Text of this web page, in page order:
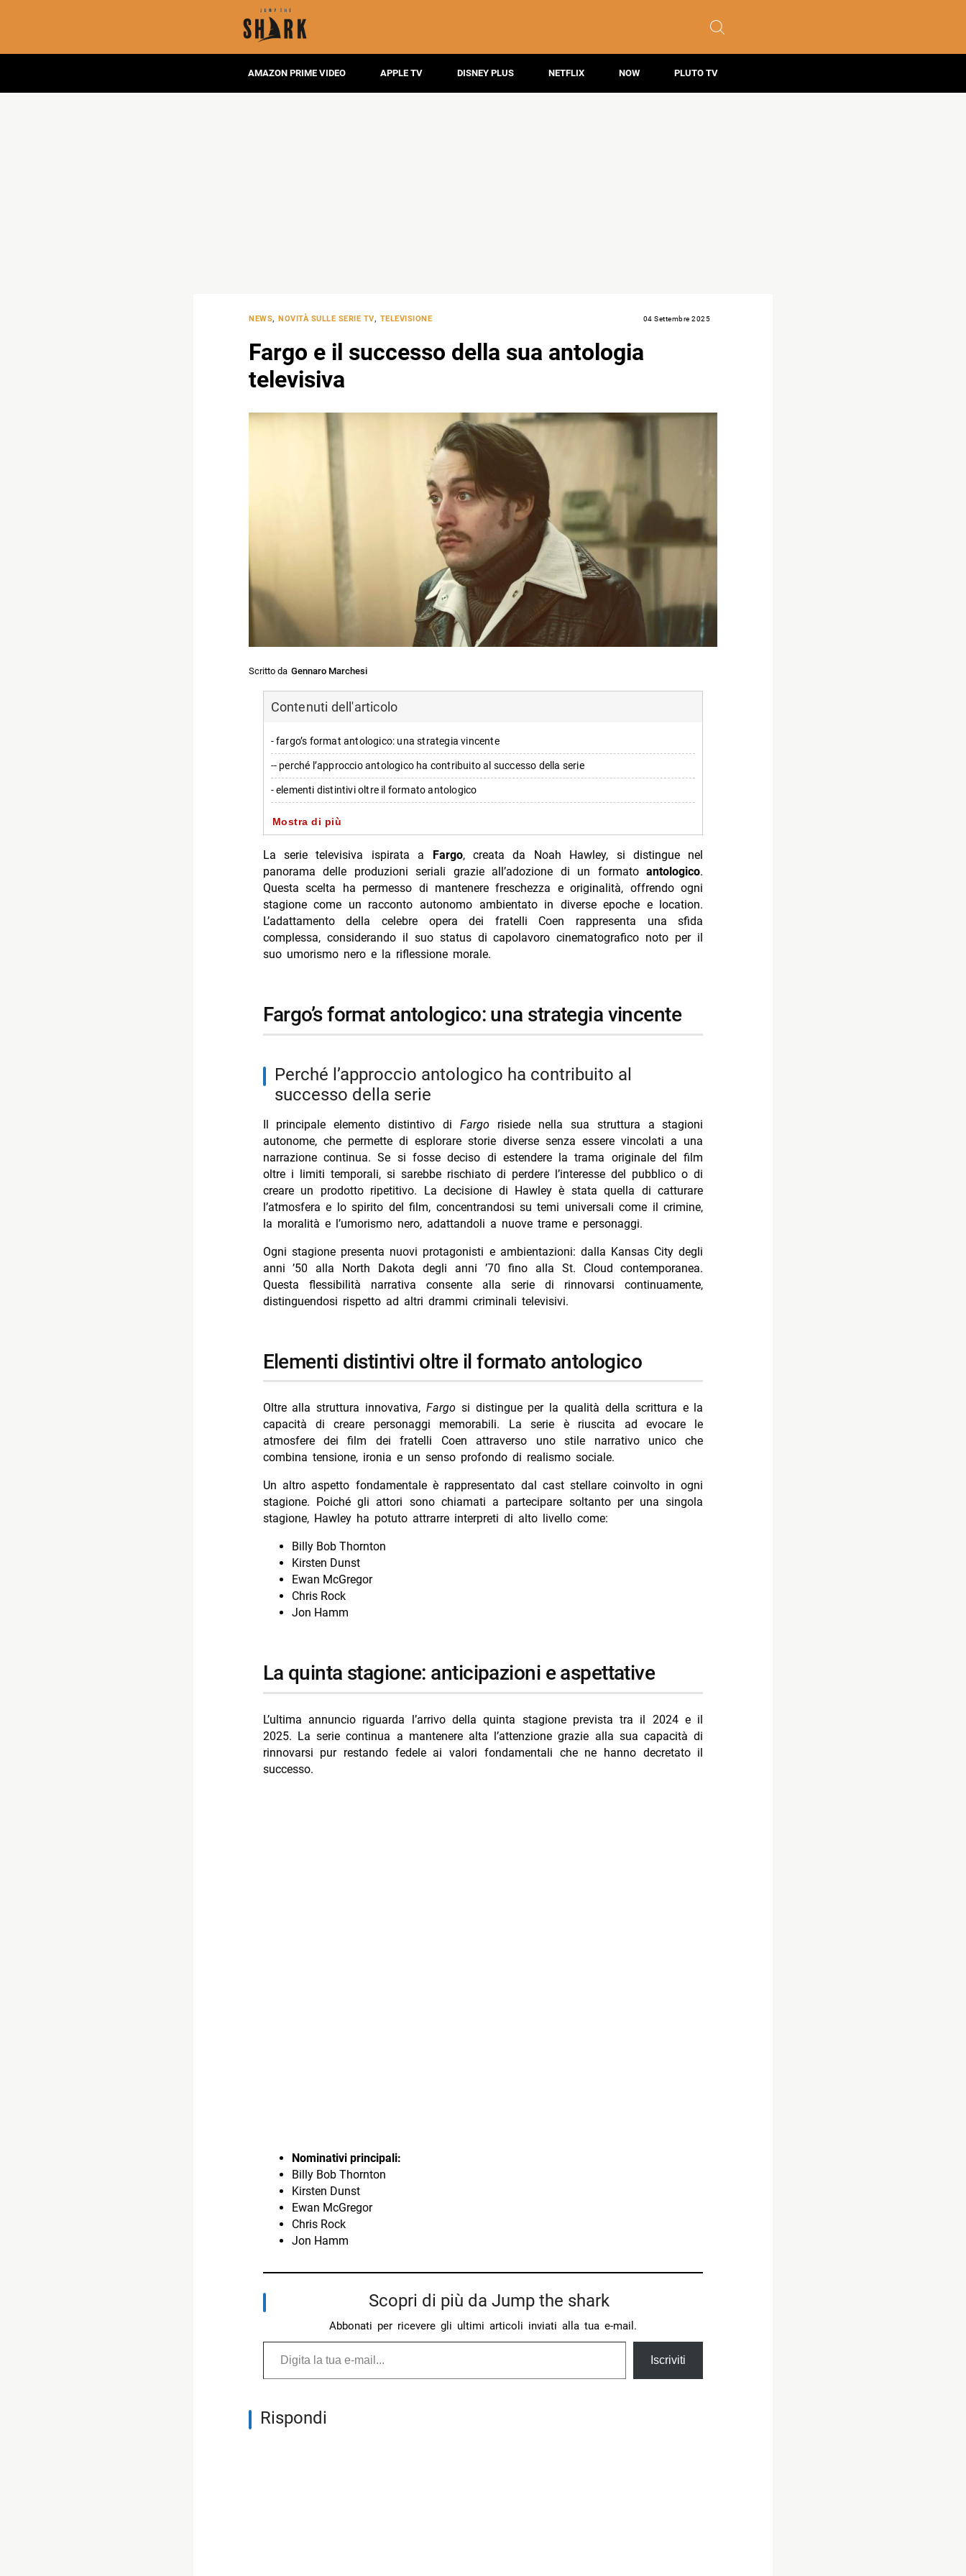
AMAZON PRIME VIDEO APPLE TV DISNEY PLUS NETFLIX NOW PLUTO TV
NEWS, NOVITÀ SULLE SERIE TV, TELEVISIONE 04 Settembre 2025
Fargo e il successo della sua antologia
televisiva
Scritto da Gennaro Marchesi
Contenuti dell'articolo
- fargo’s format antologico: una strategia vincente
-- perché l’approccio antologico ha contribuito al successo della serie
- elementi distintivi oltre il formato antologico
- la quinta stagione: anticipazioni e aspettative
-- Scopri di più da Jump the shark
-- RispondiAnnulla risposta
- Milan-Chelsea amichevole stasera Nove 21:30 differita
- La Belva stasera su Rai 4: trama e cast
- Steven Basalari, sarà il pubblico a decidere se aprirà un’attività: il nuovo video TikTok
- Ascolti TV 7 agosto 2026 Tim Summer Hits batte L’Erede
Mostra di più
La serie televisiva ispirata a Fargo, creata da Noah Hawley, si distingue nel
panorama delle produzioni seriali grazie all’adozione di un formatoantologico.
Questa scelta ha permesso di mantenere freschezza e originalità, offrendo ogni
stagione come un racconto autonomo ambientato in diverse epoche e location.
L’adattamento della celebre opera dei fratelli Coen rappresenta una sfida
complessa, considerando il suo status di capolavoro cinematografico noto per il
suo umorismo nero e la riflessione morale.
fargo’s format antologico: una strategia vincente
perché l’approccio antologico ha contribuito al
successo della serie
Il principale elemento distintivo diFargo risiede nella sua struttura a stagioni
autonome, che permette di esplorare storie diverse senza essere vincolati a una
narrazione continua. Se si fosse deciso di estendere la trama originale del film
oltre i limiti temporali, si sarebbe rischiato di perdere l’interesse del pubblico o di
creare un prodotto ripetitivo. La decisione di Hawley è stata quella di catturare
l’atmosfera e lo spirito del film, concentrandosi su temi universali come il crimine,
la moralità e l’umorismo nero, adattandoli a nuove trame e personaggi.
Ogni stagione presenta nuovi protagonisti e ambientazioni: dalla Kansas City degli
anni ’50 alla North Dakota degli anni ’70 fino alla St. Cloud contemporanea.
Questa flessibilità narrativa consente alla serie di rinnovarsi continuamente,
distinguendosi rispetto ad altri drammi criminali televisivi.
elementi distintivi oltre il formato antologico
Oltre alla struttura innovativa, Fargosi distingue per la qualità della scrittura e la
capacità di creare personaggi memorabili. La serie è riuscita ad evocare le
atmosfere dei film dei fratelli Coen attraverso uno stile narrativo unico che
combina tensione, ironia e un senso profondo di realismo sociale.
Un altro aspetto fondamentale è rappresentato dal cast stellare coinvolto in ogni
stagione. Poiché gli attori sono chiamati a partecipare soltanto per una singola
stagione, Hawley ha potuto attrarre interpreti di alto livello come:
Billy Bob Thornton
Kirsten Dunst
Ewan McGregor
Chris Rock
Jon Hamm
la quinta stagione: anticipazioni e aspettative
L’ultima annuncio riguarda l’arrivo della quinta stagione prevista tra il 2024 e il
2025. La serie continua a mantenere alta l’attenzione grazie alla sua capacità di
rinnovarsi pur restando fedele ai valori fondamentali che ne hanno decretato il
successo.
Nominativi principali:
Billy Bob Thornton
Kirsten Dunst
Ewan McGregor
Chris Rock
Jon Hamm
Scopri di più da Jump the shark
Abbonati per ricevere gli ultimi articoli inviati alla tua e-mail.
Digita la tua e-mail...
Iscriviti
Rispondi